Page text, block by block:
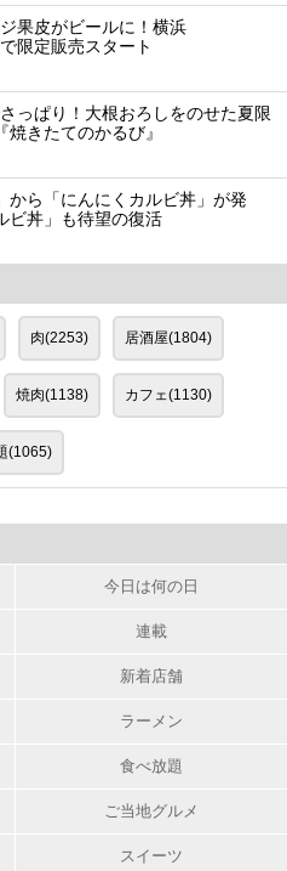
果皮がビールに！横浜
限定販売スタート
っぱり！大根おろしをのせた夏限
きたてのかるび』
から「にんにくカルビ丼」が発
ビ丼」も待望の復活
肉(2253) 居酒屋(1804)
焼肉(1138) カフェ(1130)
(1065)
今日は何の日
連載
新着店舗
ラーメン
食べ放題
ご当地グルメ
スイーツ